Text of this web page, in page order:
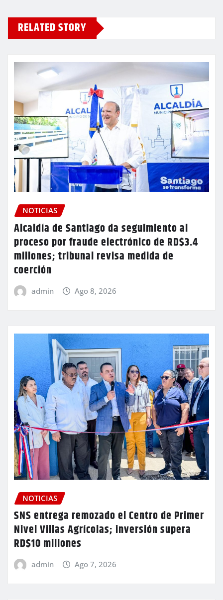
RELATED STORY
NOTICIAS
Alcaldía de Santiago da seguimiento al
proceso por fraude electrónico de RD$3.4
millones; tribunal revisa medida de
coerción
admin Ago 8, 2026
NOTICIAS
SNS entrega remozado el Centro de Primer
Nivel Villas Agrícolas; inversión supera
RD$10 millones
admin Ago 7, 2026